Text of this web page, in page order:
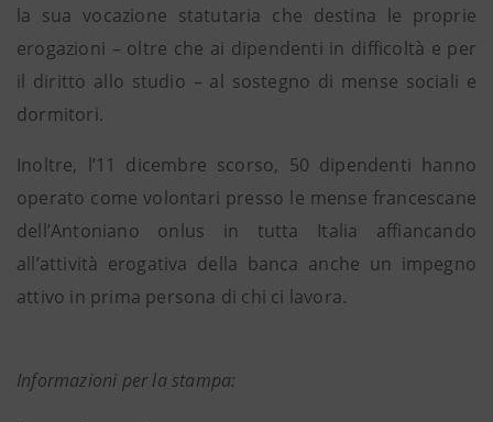
la sua vocazione statutaria che destina le proprie
erogazioni – oltre che ai dipendenti in difficoltà e per
il diritto allo studio – al sostegno di mense sociali e
dormitori.
Inoltre, l’11 dicembre scorso, 50 dipendenti hanno
operato come volontari presso le mense francescane
dell’Antoniano onlus in tutta Italia affiancando
all’attività erogativa della banca anche un impegno
attivo in prima persona di chi ci lavora.
Informazioni per la stampa: